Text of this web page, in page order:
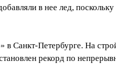
в нее лед,
в Санкт-Петербурге. На
рекорд по